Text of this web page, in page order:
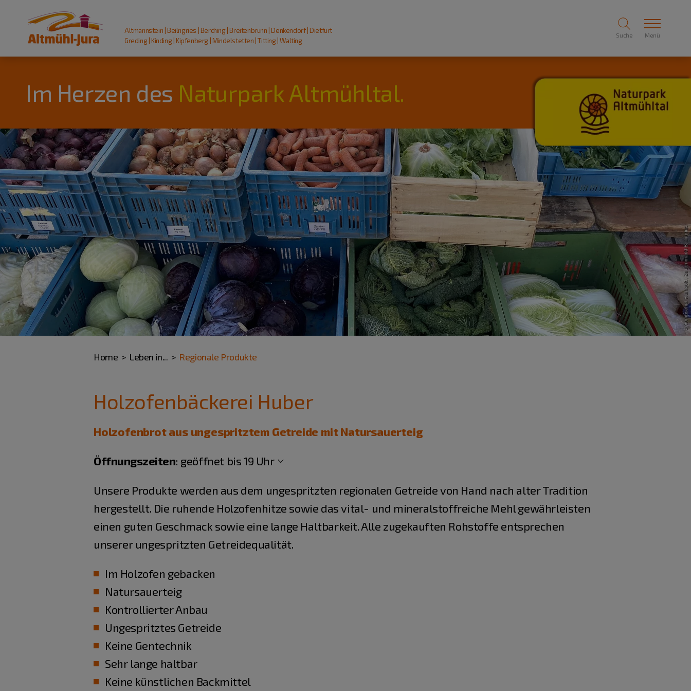
Altmannstein | Beilngries | Berching | Breitenbrunn | Denkendorf | Dietfurt
Greding | Kinding | Kipfenberg | Mindelstetten | Titting | Walting
Suche Menü
Im Herzen des Naturpark Altmühltal.
Home Leben in... Regionale Produkte
Holzofenbäckerei Huber
Holzofenbrot aus ungespritztem Getreide mit Natursauerteig
Öffnungszeiten: geöffnet bis 19 Uhr
Unsere Produkte werden aus dem ungespritzten regionalen Getreide von Hand nach alter Tradition
hergestellt. Die ruhende Holzofenhitze sowie das vital- und mineralstoffreiche Mehl gewährleisten
einen guten Geschmack sowie eine lange Haltbarkeit. Alle zugekauften Rohstoffe entsprechen
unserer ungespritzten Getreidequalität.
Im Holzofen gebacken
Natursauerteig
Kontrollierter Anbau
Ungespritztes Getreide
Keine Gentechnik
Sehr lange haltbar
Keine künstlichen Backmittel